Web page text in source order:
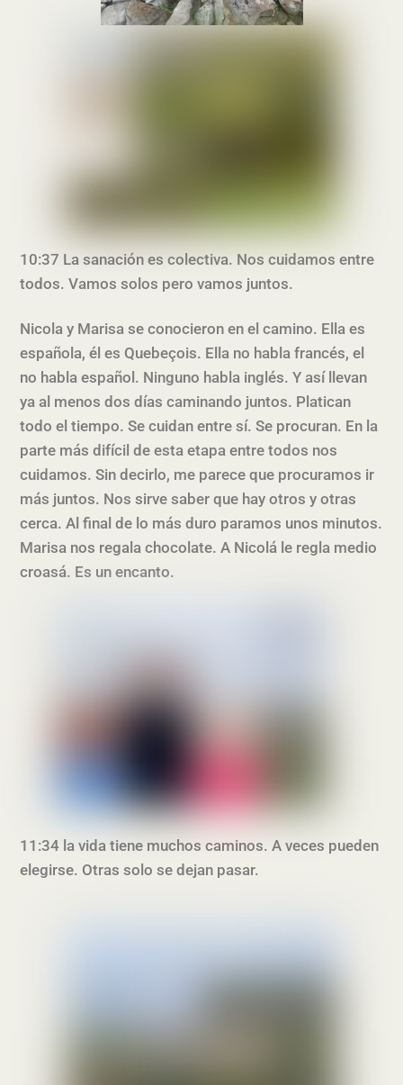
10:37 La sanación es colectiva. Nos cuidamos entre
todos. Vamos solos pero vamos juntos.
Nicola y Marisa se conocieron en el camino. Ella es
española, él es Quebeçois. Ella no habla francés, el
no habla español. Ninguno habla inglés. Y así llevan
ya al menos dos días caminando juntos. Platican
todo el tiempo. Se cuidan entre sí. Se procuran. En la
parte más difícil de esta etapa entre todos nos
cuidamos. Sin decirlo, me parece que procuramos ir
más juntos. Nos sirve saber que hay otros y otras
cerca. Al final de lo más duro paramos unos minutos.
Marisa nos regala chocolate. A Nicolá le regla medio
croasá. Es un encanto.
11:34 la vida tiene muchos caminos. A veces pueden
elegirse. Otras solo se dejan pasar.